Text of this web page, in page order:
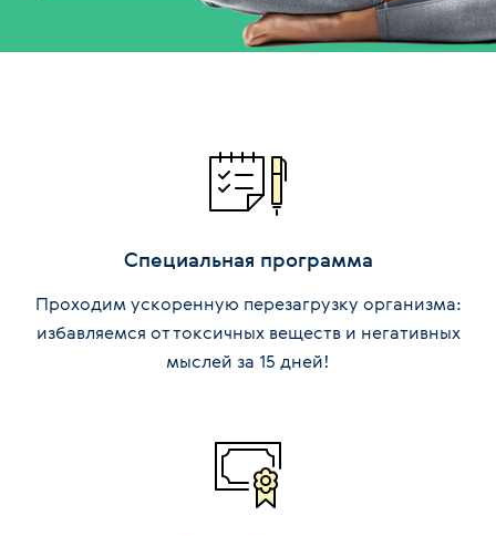
Специальная программа
Проходим ускоренную перезагрузку организма:
избавляемся от токсичных веществ и негативных
мыслей за 15 дней!